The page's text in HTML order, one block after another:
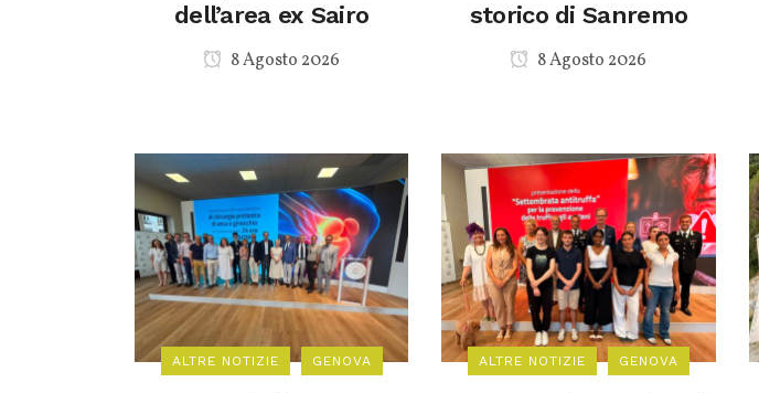
dell’area ex Sairo
8 Agosto 2026
storico di Sanremo
8 Agosto 2026
ALTRE NOTIZIE GENOVA ALTRE NOTIZIE GENOVA